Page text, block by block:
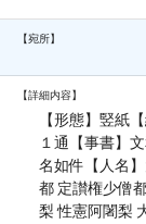
【宛所】
【詳細内容】
【形態】竪紙
１通【事書】
名如件【人名
都 定讃権少僧
梨 性憲阿闍梨